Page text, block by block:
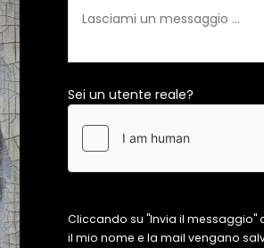
Sei un utente reale?
Cliccando su "Invia il messaggio"
il mio nome e la mail vengano